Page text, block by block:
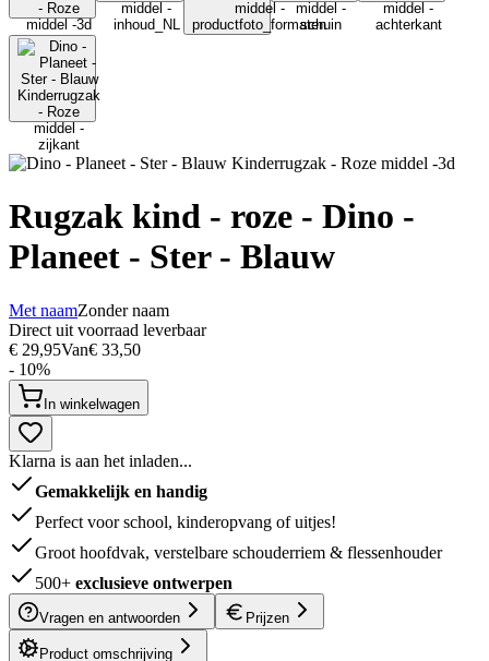
Rugzak kind - roze - Dino -
Planeet - Ster - Blauw
Met naamZonder naam
Direct uit voorraad leverbaar
€ 29,95Van€ 33,50
- 10%
In winkelwagen
Klarna is aan het inladen...
Gemakkelijk en handig
Perfect voor school, kinderopvang of uitjes!
Groot hoofdvak, verstelbare schouderriem & flessenhouder
500+ exclusieve ontwerpen
Vragen en antwoorden Prijzen
Product omschrijving